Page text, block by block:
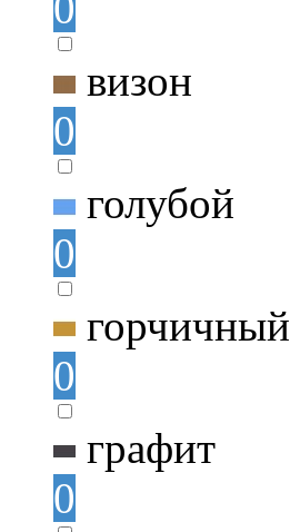
визон
0
голубой
0
горчичный
0
графит
0